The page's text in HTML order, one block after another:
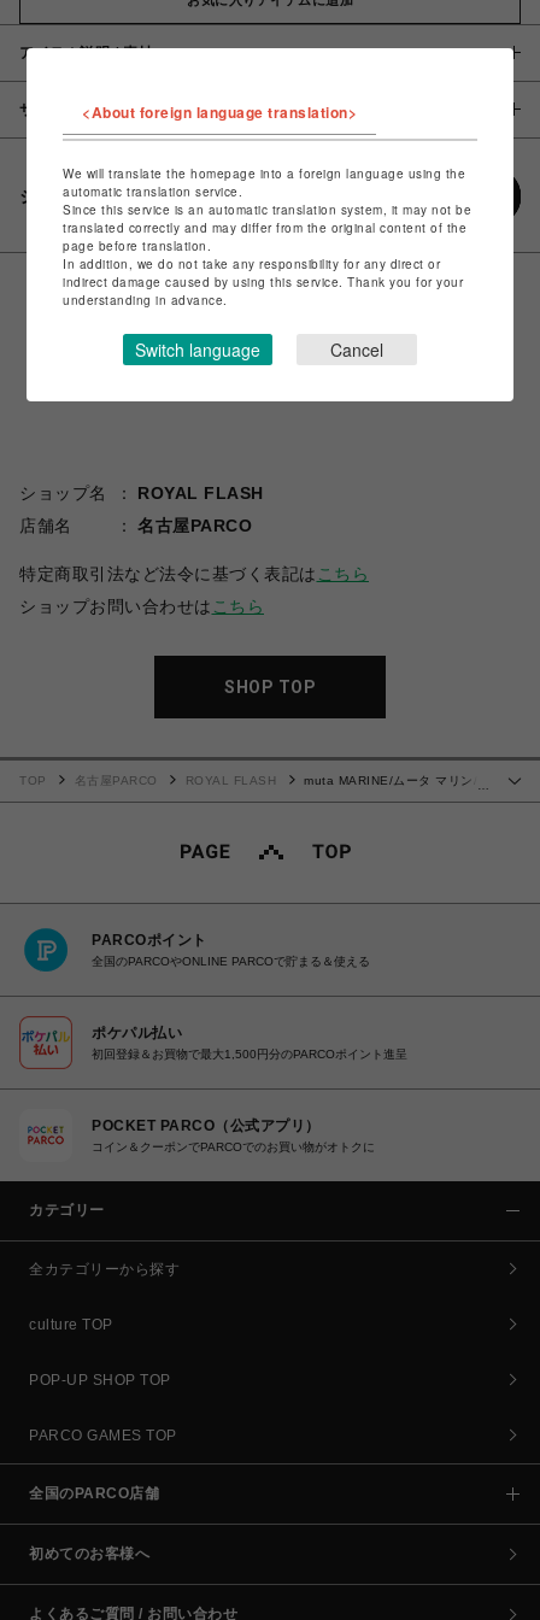
アイテム説明 / 素材
サイズ
シェアする
ショップ名
ROYAL FLASH
店舗名
名古屋PARCO
特定商取引法など法令に基づく表記は こちら
ショップお問い合わせは こちら
SHOP TOP
…
TOP 名古屋PARCO ROYAL FLASH
muta MARINE/ムータ マリン/別
PARCOポイント
全国のPARCOやONLINE PARCOで貯まる＆使える
ポケパル払い
初回登録＆お買物で最大1,500円分のPARCOポイント進呈
POCKET PARCO（公式アプリ）
コイン＆クーポンでPARCOでのお買い物がオトクに
カテゴリー
全カテゴリーから探す
culture TOP
POP-UP SHOP TOP
PARCO GAMES TOP
全国のPARCO店舗
初めてのお客様へ
よくあるご質問 / お問い合わせ
<About foreign language translation>
We will translate the homepage into a foreign language using the
automatic translation service.
Since this service is an automatic translation system, it may not be
translated correctly and may differ from the original content of the
page before translation.
In addition, we do not take any responsibility for any direct or
indirect damage caused by using this service. Thank you for your
understanding in advance.
Switch language Cancel